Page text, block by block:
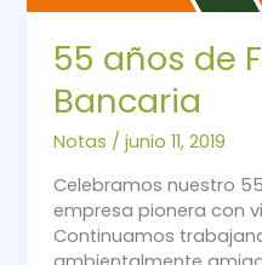
55 años de
Bancaria
Notas /junio 11, 2019
Celebramos nuestro
empresa pionera con
Continuamos